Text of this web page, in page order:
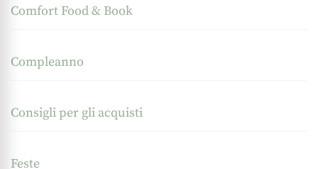
Comfort Food & Book
Compleanno
Consigli per gli acquisti
Feste